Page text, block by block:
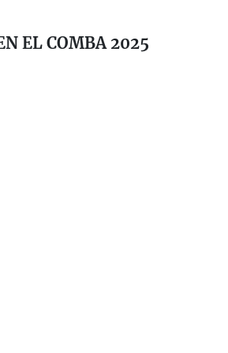
EL COMBA 2025